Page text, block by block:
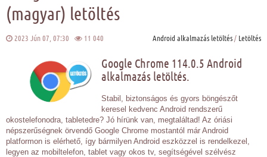
(magyar) letöltés
2023 Jún 07, 07:30 11 040 Android alkalmazás letöltés/ Letöltés
Google Chrome 114.0.5 Android
alkalmazás letöltés.
Stabil, biztonságos és gyors böngészőt
keresel kedvenc Android rendszerű
okostelefonodra, tabletedre? Jó hírünk van, megtaláltad! Az óriási
népszerűségnek örvendő Google Chrome mostantól már Android
platformon is elérhető, így bármilyen Android eszközzel is rendelkezel,
legyen az mobiltelefon, tablet vagy okos tv, segítségével szélvész